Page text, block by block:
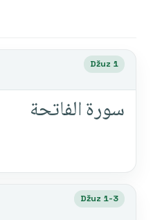
Džuz 1
سورة الفاتحة
Džuz 1-3